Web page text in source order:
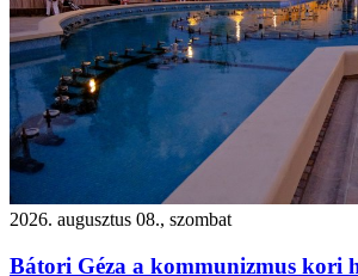
2026. augusztus 08., szombat
Bátori Géza a kommunizmus kori